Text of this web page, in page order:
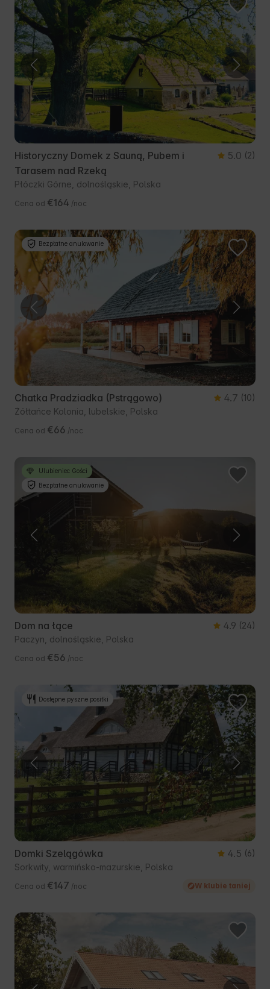
Historyczny Domek z Sauną, Pubem i
Tarasem nad Rzeką
5.0 (2)
Płóczki Górne, dolnośląskie, Polska
Cena od €164 /noc
Bezpłatne anulowanie
Chatka Pradziadka (Pstrągowo) 4.7 (10)
Żółtańce Kolonia, lubelskie, Polska
Cena od €66 /noc
Ulubieniec Gości
Bezpłatne anulowanie
Dom na łące 4.9 (24)
Paczyn, dolnośląskie, Polska
Cena od €56 /noc
Dostępne pyszne posiłki
Domki Szelągówka 4.5 (6)
Sorkwity, warmińsko-mazurskie, Polska
Cena od €147 /noc W klubie taniej